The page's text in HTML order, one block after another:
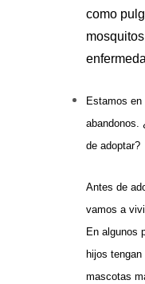
como
Estamos en
abandonos.
de adoptar?
Antes de
vamos a
En algunos
hijos
mascotas